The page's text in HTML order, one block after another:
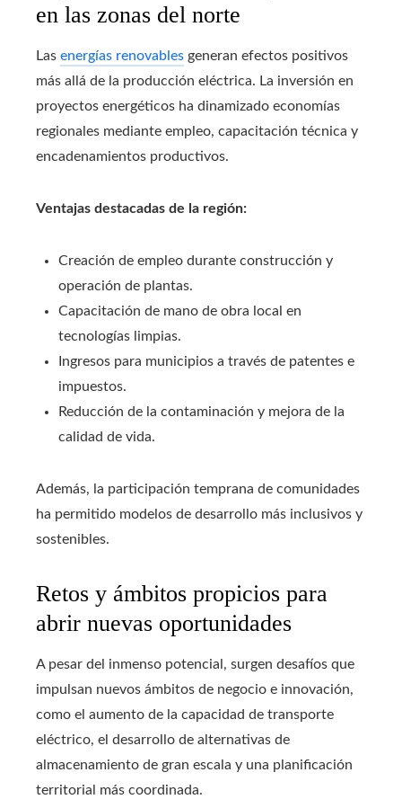
en las zonas del norte
Las energías renovables generan efectos positivos
más allá de la producción eléctrica. La inversión en
proyectos energéticos ha dinamizado economías
regionales mediante empleo, capacitación técnica y
encadenamientos productivos.
Ventajas destacadas de la región:
Creación de empleo durante construcción y
operación de plantas.
Capacitación de mano de obra local en
tecnologías limpias.
Ingresos para municipios a través de patentes e
impuestos.
Reducción de la contaminación y mejora de la
calidad de vida.
Además, la participación temprana de comunidades
ha permitido modelos de desarrollo más inclusivos y
sostenibles.
Retos y ámbitos propicios para
abrir nuevas oportunidades
A pesar del inmenso potencial, surgen desafíos que
impulsan nuevos ámbitos de negocio e innovación,
como el aumento de la capacidad de transporte
eléctrico, el desarrollo de alternativas de
almacenamiento de gran escala y una planificación
territorial más coordinada.